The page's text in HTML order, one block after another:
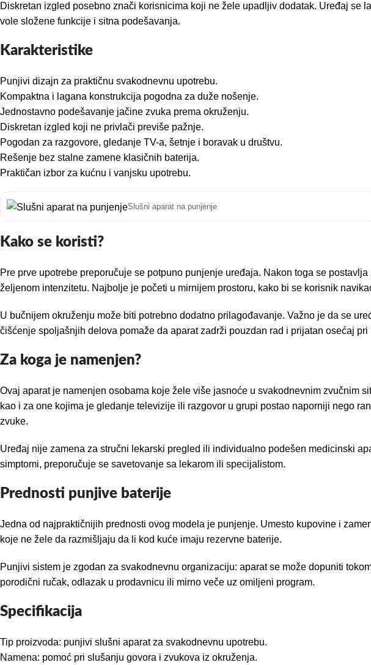
Diskretan izgled posebno znači korisnicima koji ne žele upadljiv dodatak. Uređaj
vole složene funkcije i sitna podešavanja.
Karakteristike
Punjivi dizajn za praktičnu svakodnevnu upotrebu.
Kompaktna i lagana konstrukcija pogodna za duže nošenje.
Jednostavno podešavanje jačine zvuka prema okruženju.
Diskretan izgled koji ne privlači previše pažnje.
Pogodan za razgovore, gledanje TV-a, šetnje i boravak u društvu.
Rešenje bez stalne zamene klasičnih baterija.
Praktičan izbor za kućnu i vanjsku upotrebu.
Slušni aparat na punjenje
Kako se koristi?
Pre prve upotrebe preporučuje se potpuno punjenje uređaja. Nakon toga se
željenom intenzitetu. Najbolje je početi u mirnijem prostoru, kako bi se korisnik
U bučnijem okruženju može biti potrebno dodatno prilagođavanje. Važno je da se
čišćenje spoljašnjih delova pomaže da aparat zadrži pouzdan rad i prijatan osećaj pri
Za koga je namenjen?
Ovaj aparat je namenjen osobama koje žele više jasnoće u svakodnevnim zvučnim
kao i za one kojima je gledanje televizije ili razgovor u grupi postao naporniji nego
zvuke.
Uređaj nije zamena za stručni lekarski pregled ili individualno podešen medicinski
simptomi, preporučuje se savetovanje sa lekarom ili specijalistom.
Prednosti punjive baterije
Jedna od najpraktičnijih prednosti ovog modela je punjenje. Umesto kupovine i
koje ne žele da razmišljaju da li kod kuće imaju rezervne baterije.
Punjivi sistem je zgodan za svakodnevnu organizaciju: aparat se može dopuniti
porodični ručak, odlazak u prodavnicu ili mirno veče uz omiljeni program.
Specifikacija
Tip proizvoda: punjivi slušni aparat za svakodnevnu upotrebu.
Namena: pomoć pri slušanju govora i zvukova iz okruženja.